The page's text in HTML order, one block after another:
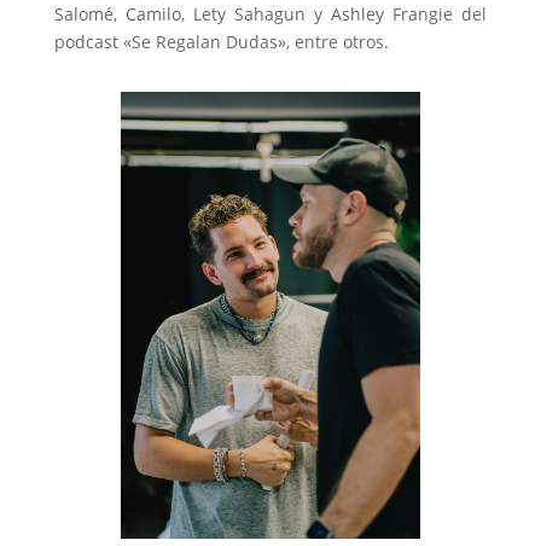
Salomé, Camilo, Lety Sahagun y Ashley Frangie del
podcast «Se Regalan Dudas», entre otros.